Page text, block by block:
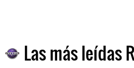
Las más leídas